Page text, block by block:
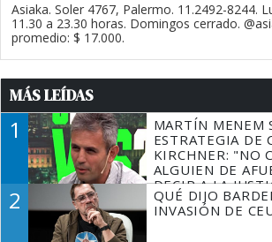
Asiaka. Soler 4767, Palermo. 11.2492-8244.
11.30 a 23.30 horas. Domingos cerrado.
promedio: $ 17.000.
MÁS LEÍDAS
1
MARTÍN MENEM
ESTRATEGIA DE
KIRCHNER: "NO
ALGUIEN DE
DECIR A LA
TIENE QUE
2
QUÉ DIJO
INVASIÓN DE